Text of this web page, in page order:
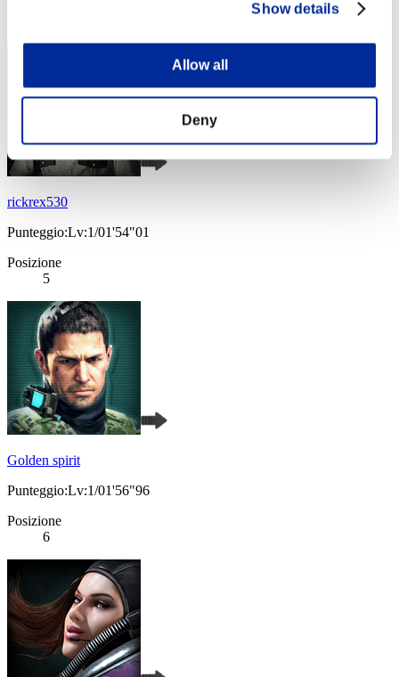
Show details
Allow all
Deny
rickrex530
Punteggio:Lv:1/01'54"01
Posizione
5
Golden spirit
Punteggio:Lv:1/01'56"96
Posizione
6